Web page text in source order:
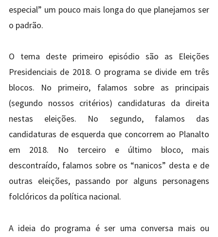
especial” um pouco mais longa do que planejamos ser
o padrão.
O tema deste primeiro episódio são as Eleições
Presidenciais de 2018. O programa se divide em três
blocos. No primeiro, falamos sobre as principais
(segundo nossos critérios) candidaturas da direita
nestas eleições. No segundo, falamos das
candidaturas de esquerda que concorrem ao Planalto
em 2018. No terceiro e último bloco, mais
descontraído, falamos sobre os “nanicos” desta e de
outras eleições, passando por alguns personagens
folclóricos da política nacional.
A ideia do programa é ser uma conversa mais ou